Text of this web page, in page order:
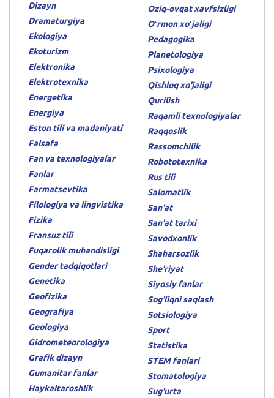
Dizayn
Dramaturgiya
Ekologiya
Ekoturizm
Elektronika
Elektrotexnika
Energetika
Energiya
Eston tili va madaniyati
Falsafa
Fan va texnologiyalar
Fanlar
Farmatsevtika
Filologiya va lingvistika
Fizika
Fransuz tili
Fuqarolik muhandisligi
Gender tadqiqotlari
Genetika
Geofizika
Geografiya
Geologiya
Gidrometeorologiya
Grafik dizayn
Gumanitar fanlar
Haykaltaroshlik
Oziq-ovqat xavfsizligi
Oʻrmon xoʻjaligi
Pedagogika
Planetologiya
Psixologiya
Qishloq xo'jaligi
Qurilish
Raqamli texnologiyalar
Raqqoslik
Rassomchilik
Robototexnika
Rus tili
Salomatlik
San'at
San'at tarixi
Savodxonlik
Shaharsozlik
She'riyat
Siyosiy fanlar
Sog'liqni saqlash
Sotsiologiya
Sport
Statistika
STEM fanlari
Stomatologiya
Sug'urta